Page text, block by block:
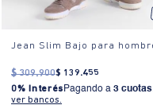
Jean Slim Bajo para
$ 309.900$ 139.455
0% Interés Pagando a 3 cuotas
ver bancos.